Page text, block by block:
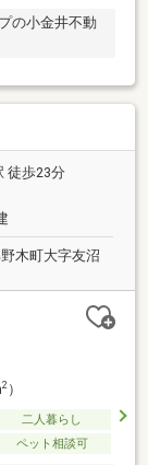
の小金井不動
徒歩23分
木町大字友沼
2）
二人暮らし
ペット相談可